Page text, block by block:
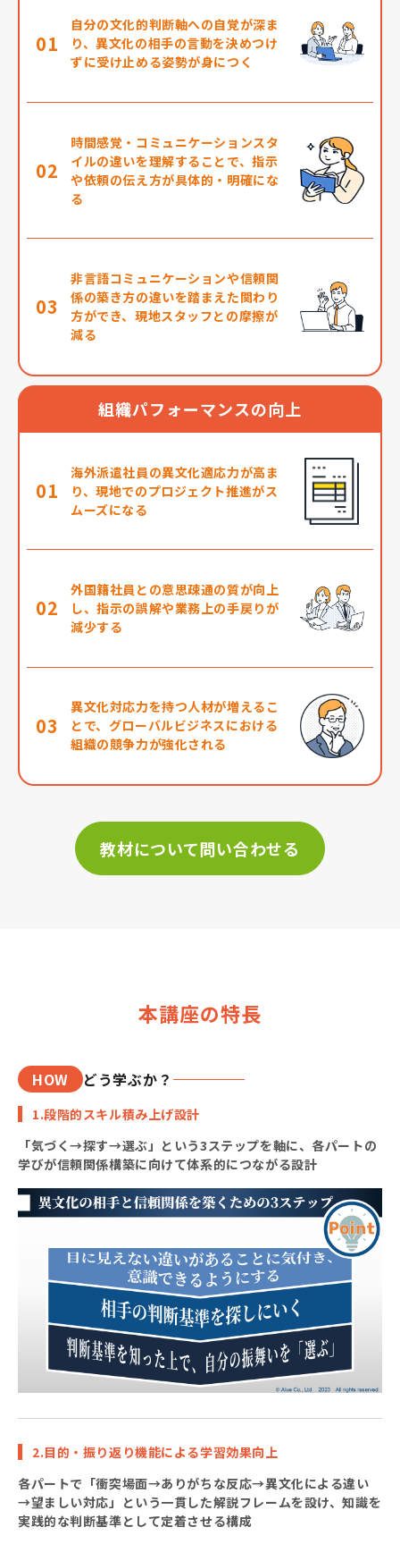
01
自分の文化的判断軸への自覚が深ま
り、異文化の相手の言動を決めつけ
ずに受け止める姿勢が身につく
02
時間感覚・コミュニケーションスタ
イルの違いを理解することで、指示
や依頼の伝え方が具体的・明確にな
る
03
非言語コミュニケーションや信頼関
係の築き方の違いを踏まえた関わり
方ができ、現地スタッフとの摩擦が
減る
組織パフォーマンスの向上
01
海外派遣社員の異文化適応力が高ま
り、現地でのプロジェクト推進がス
ムーズになる
02
外国籍社員との意思疎通の質が向上
し、指示の誤解や業務上の手戻りが
減少する
03
異文化対応力を持つ人材が増えるこ
とで、グローバルビジネスにおける
組織の競争力が強化される
教材について問い合わせる
本講座の特長
HOW どう学ぶか？
1.段階的スキル積み上げ設計
「気づく→探す→選ぶ」という3ステップを軸に、各パートの
学びが信頼関係構築に向けて体系的につながる設計
2.目的・振り返り機能による学習効果向上
各パートで「衝突場面→ありがちな反応→異文化による違い
→望ましい対応」という一貫した解説フレームを設け、知識を
実践的な判断基準として定着させる構成